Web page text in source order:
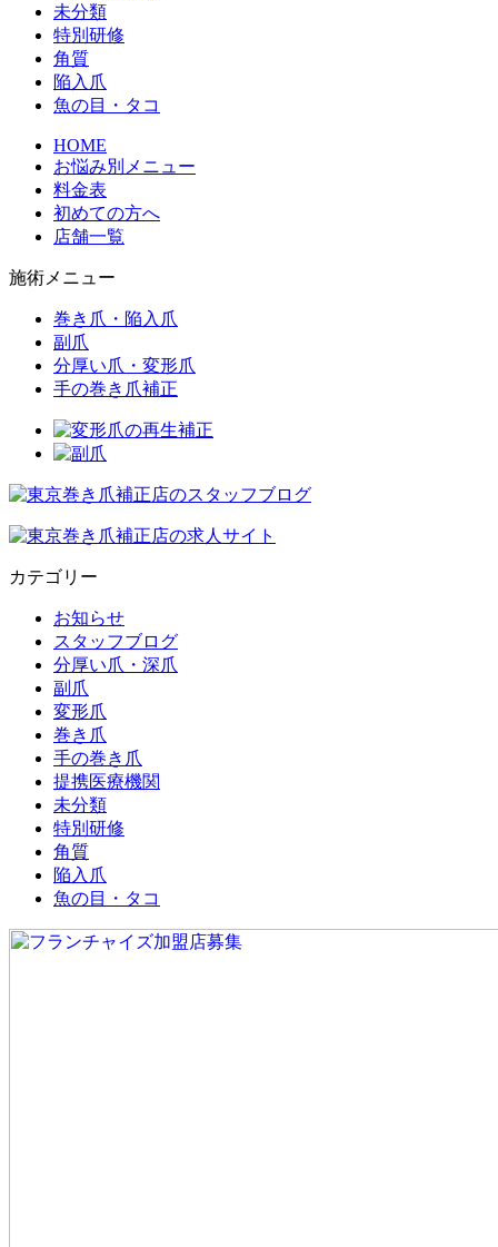
未分類
特別研修
角質
陥入爪
魚の目・タコ
HOME
お悩み別メニュー
料金表
初めての方へ
店舗一覧
施術メニュー
巻き爪・陥入爪
副爪
分厚い爪・変形爪
手の巻き爪補正
カテゴリー
お知らせ
スタッフブログ
分厚い爪・深爪
副爪
変形爪
巻き爪
手の巻き爪
提携医療機関
未分類
特別研修
角質
陥入爪
魚の目・タコ